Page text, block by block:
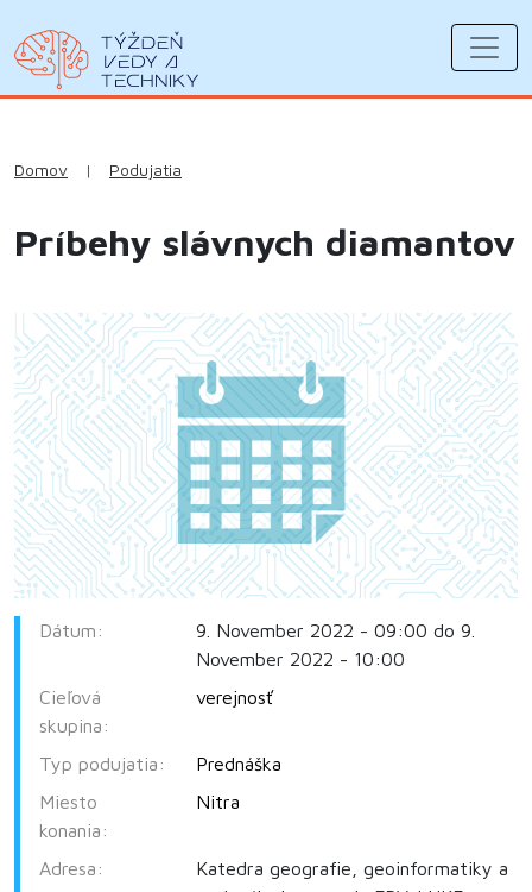
Domov | Podujatia
Príbehy slávnych diamantov
Dátum:
9. November 2022 - 09:00 do 9.
November 2022 - 10:00
Cieľová
skupina:
verejnosť
Typ podujatia:
Prednáška
Miesto
konania:
Nitra
Adresa:
Katedra geografie, geoinformatiky a